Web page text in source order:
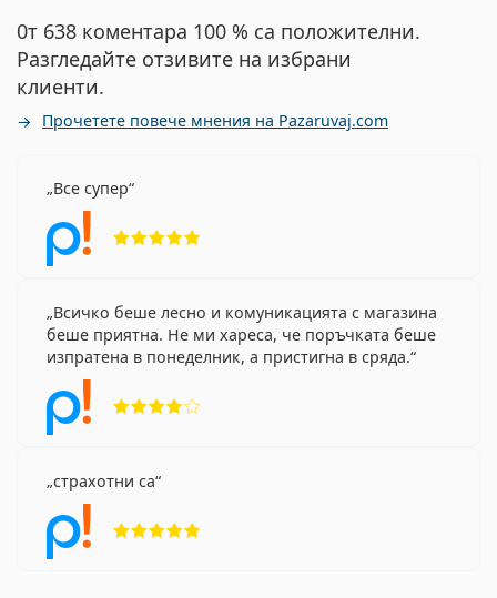
0т 638 коментара 100 % са положителни.
Разгледайте отзивите на избрани
клиенти.
Прочетете повече мнения на Pazaruvaj.com
Все супер
Всичко беше лесно и комуникацията с магазина
беше приятна. Не ми хареса, че поръчката беше
изпратена в понеделник, а пристигна в сряда.
страхотни са